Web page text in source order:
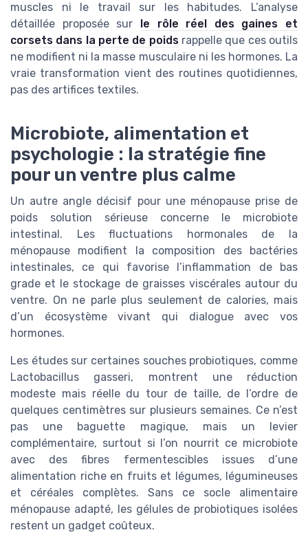
muscles ni le travail sur les habitudes. L’analyse
détaillée proposée sur
le rôle réel des gaines et
corsets dans la perte de poidsrappelle que ces outils
ne modifient ni la masse musculaire ni les hormones. La
vraie transformation vient des routines quotidiennes,
pas des artifices textiles.
Microbiote, alimentation et
psychologie : la stratégie fine
pour un ventre plus calme
Un autre angle décisif pour une ménopause prise de
poids solution sérieuse concerne le microbiote
intestinal. Les fluctuations hormonales de la
ménopause modifient la composition des bactéries
intestinales, ce qui favorise l’inflammation de bas
grade et le stockage de graisses viscérales autour du
ventre. On ne parle plus seulement de calories, mais
d’un écosystème vivant qui dialogue avec vos
hormones.
Les études sur certaines souches probiotiques, comme
Lactobacillus gasseri, montrent une réduction
modeste mais réelle du tour de taille, de l’ordre de
quelques centimètres sur plusieurs semaines. Ce n’est
pas une baguette magique, mais un levier
complémentaire, surtout si l’on nourrit ce microbiote
avec des fibres fermentescibles issues d’une
alimentation riche en fruits et légumes, légumineuses
et céréales complètes. Sans ce socle alimentaire
ménopause adapté, les gélules de probiotiques isolées
restent un gadget coûteux.